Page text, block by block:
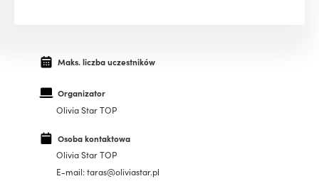
Maks. liczba uczestników
Organizator
Olivia Star TOP
Osoba kontaktowa
Olivia Star TOP
E-mail: taras@oliviastar.pl